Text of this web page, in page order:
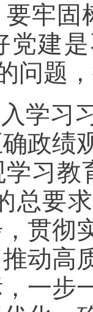
牢固
党建
问题
学习
政绩
习教
总要
贯彻
动高
一步